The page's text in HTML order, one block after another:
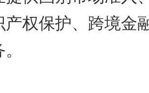
权保护、跨境金